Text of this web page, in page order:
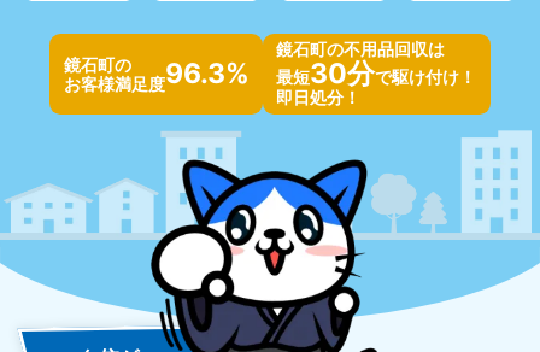
鏡石町の
お客様満足度96.3%
鏡石町の不用品回収は
最短30分で駆け付け！
即日処分！